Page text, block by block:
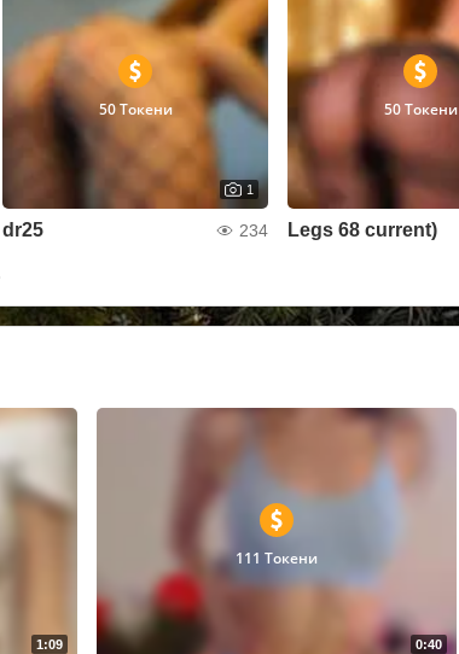
50 Токени
1
dr25 234
50 Токени
Legs 68 current)
1:09 0:40
111 Токени